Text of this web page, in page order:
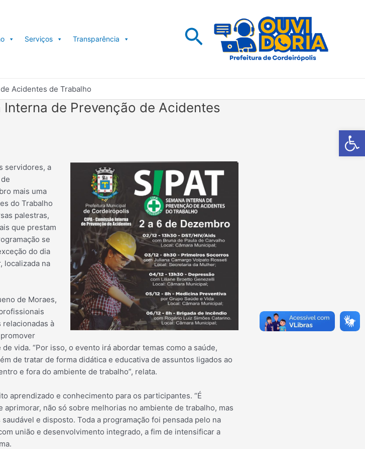
Barra de
Serviços Transparência Pesquisar
Acidentes de Trabalho
de Prevenção de Acidentes
servidores, a
mais uma
do Trabalho
palestras,
que prestam
se
do dia
localizada na
de Moraes,
à
vida. “Por isso, o evento irá abordar temas como a saúde,
de tratar de forma didática e educativa de assuntos ligados ao
e fora do ambiente de trabalho”, relata.
aprendizado e conhecimento para os participantes. “É
não só sobre melhorias no ambiente de trabalho, mas
e disposto. Toda a programação foi pensada pelo na
união e desenvolvimento integrado, a fim de intensificar a